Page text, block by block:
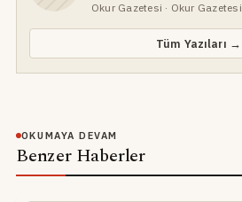
Okur Gazetesi · Okur Gazetesi
Tüm Yazıları →
OKUMAYA DEVAM
Benzer Haberler